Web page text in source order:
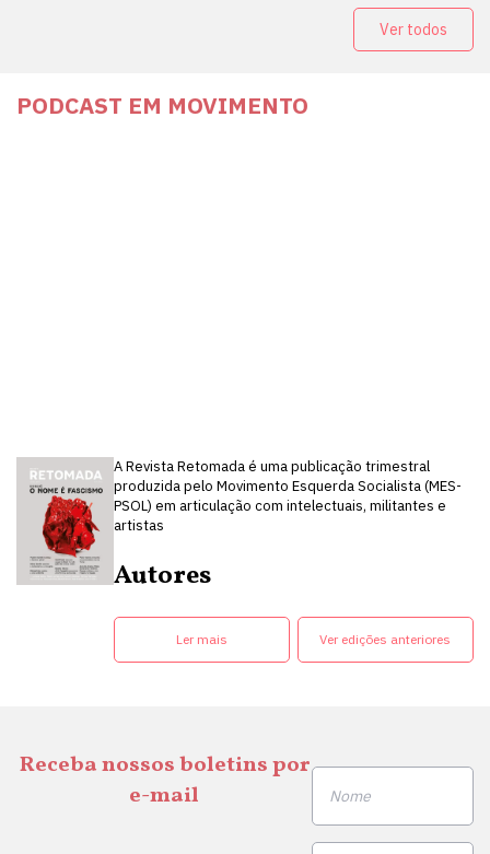
Ver todos
PODCAST EM MOVIMENTO
A Revista Retomada é uma publicação trimestral
produzida pelo Movimento Esquerda Socialista (MES-
PSOL) em articulação com intelectuais, militantes e
artistas
Autores
Ler mais Ver edições anteriores
Receba nossos boletins por
e-mail